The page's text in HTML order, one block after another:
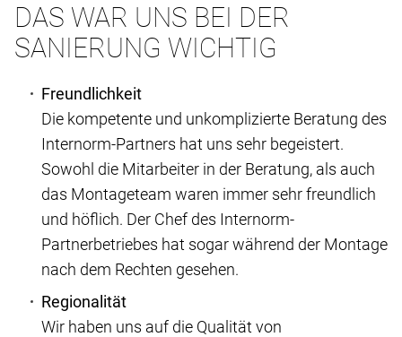
DAS WAR UNS BEI DER
SANIERUNG WICHTIG
Freundlichkeit
Die kompetente und unkomplizierte Beratung des
Internorm-Partners hat uns sehr begeistert.
Sowohl die Mitarbeiter in der Beratung, als auch
das Montageteam waren immer sehr freundlich
und höflich. Der Chef des Internorm-
Partnerbetriebes hat sogar während der Montage
nach dem Rechten gesehen.
Regionalität
Wir haben uns auf die Qualität von